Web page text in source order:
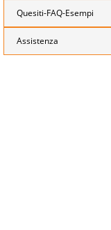
Quesiti-FAQ-Esempi
Assistenza